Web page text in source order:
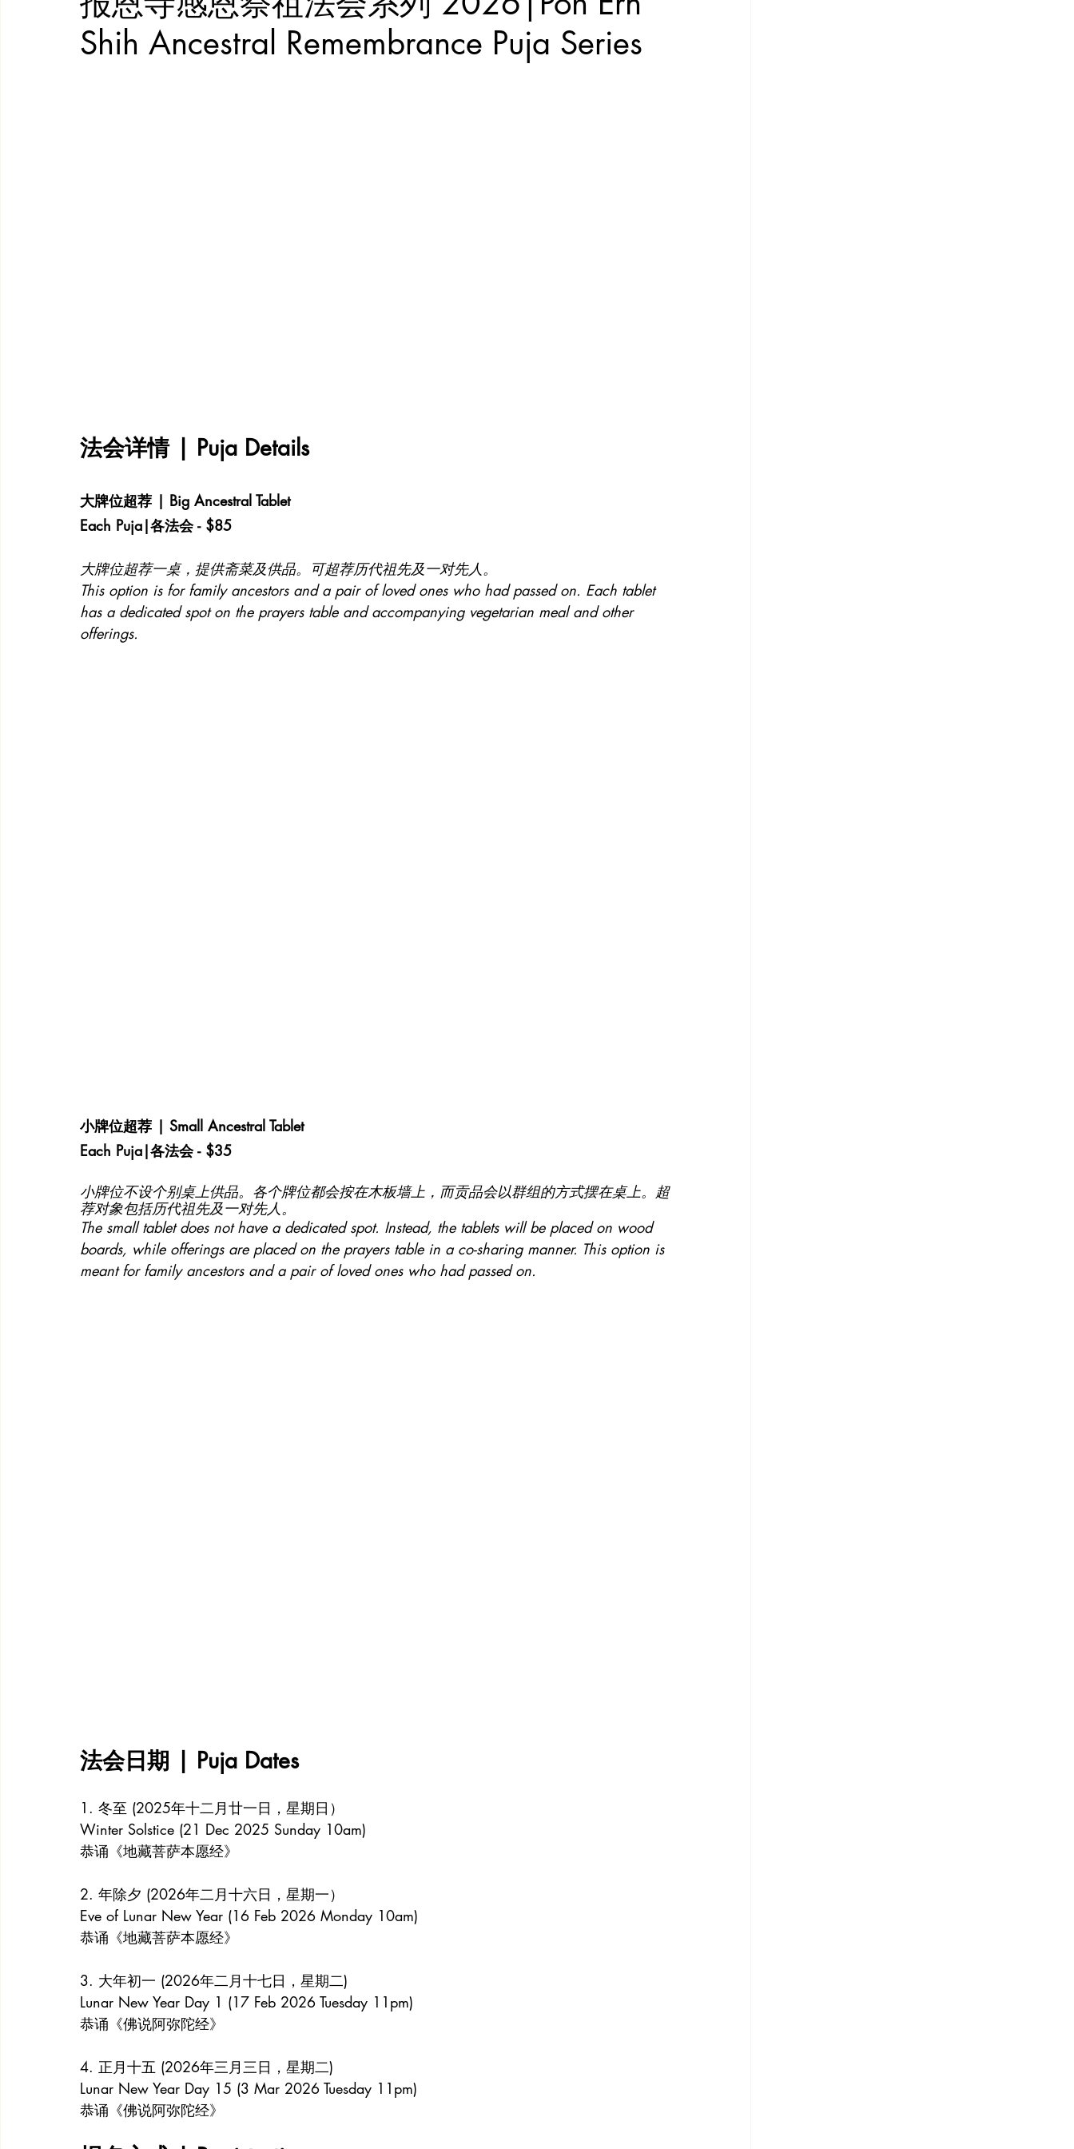
Shih Ancestral Remembrance Puja Series
法会详情 | Puja Details
大牌位超荐 | Big Ancestral Tablet
Each Puja|各法会 - $85
大牌位超荐一桌，提供斋菜及供品。可超荐历代祖先及一对先人。
This option is for family ancestors and a pair of loved ones who had passed on. Each tablet
has a dedicated spot on the prayers table and accompanying vegetarian meal and other
offerings.
小牌位超荐 | Small Ancestral Tablet
Each Puja|各法会 - $35
小牌位不设个别桌上供品。各个牌位都会按在木板墙上，而贡品会以群组的方式摆在桌上。超
荐对象包括历代祖先及一对先人。
The small tablet does not have a dedicated spot. Instead, the tablets will be placed on wood
boards, while offerings are placed on the prayers table in a co-sharing manner. This option is
meant for family ancestors and a pair of loved ones who had passed on.
法会日期 | Puja Dates
1. 冬至 (2025年十二月廿一日，星期日）
Winter Solstice (21 Dec 2025 Sunday 10am)
恭诵《地藏菩萨本愿经》
2. 年除夕 (2026年二月十六日，星期一）
Eve of Lunar New Year (16 Feb 2026 Monday 10am)
恭诵《地藏菩萨本愿经》
3. 大年初一 (2026年二月十七日，星期二)
Lunar New Year Day 1 (17 Feb 2026 Tuesday 11pm)
恭诵《佛说阿弥陀经》
4. 正月十五 (2026年三月三日，星期二)
Lunar New Year Day 15 (3 Mar 2026 Tuesday 11pm)
恭诵《佛说阿弥陀经》